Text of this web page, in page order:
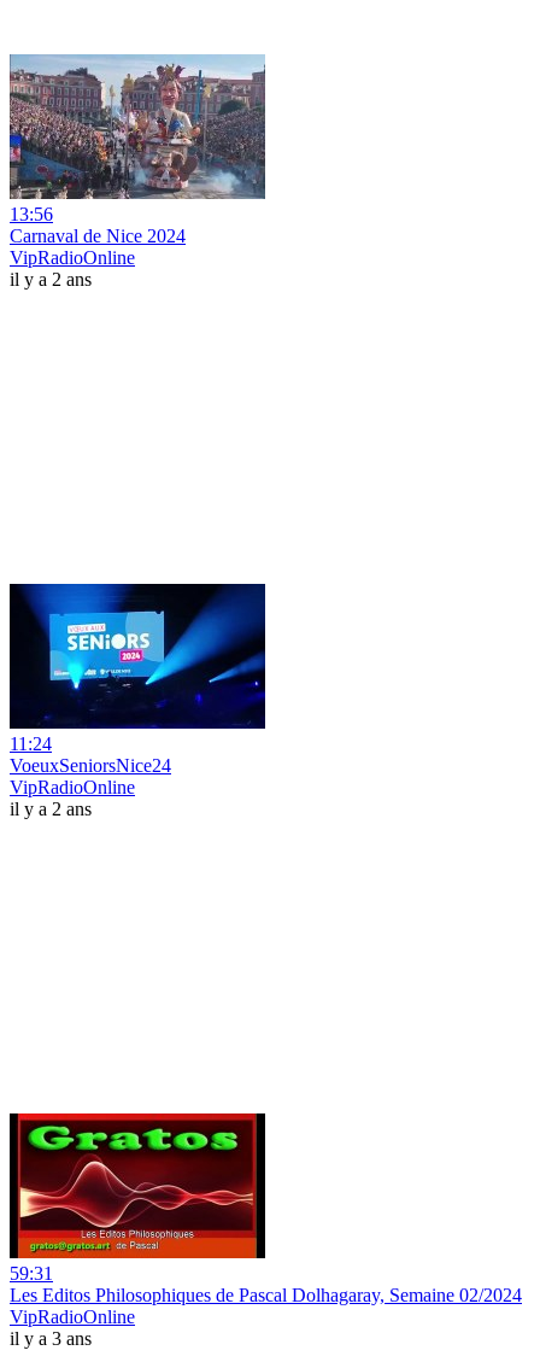
13:56
Carnaval de Nice 2024
VipRadioOnline
il y a 2 ans
11:24
VoeuxSeniorsNice24
VipRadioOnline
il y a 2 ans
59:31
Les Editos Philosophiques de Pascal Dolhagaray, Semaine 02/2024
VipRadioOnline
il y a 3 ans